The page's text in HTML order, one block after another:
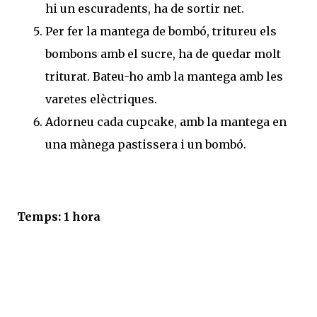
hi un escuradents, ha de sortir net.
Per fer la mantega de bombó, tritureu els
bombons amb el sucre, ha de quedar molt
triturat. Bateu-ho amb la mantega amb les
varetes elèctriques.
Adorneu cada cupcake, amb la mantega en
una mànega pastissera i un bombó.
Temps: 1 hora